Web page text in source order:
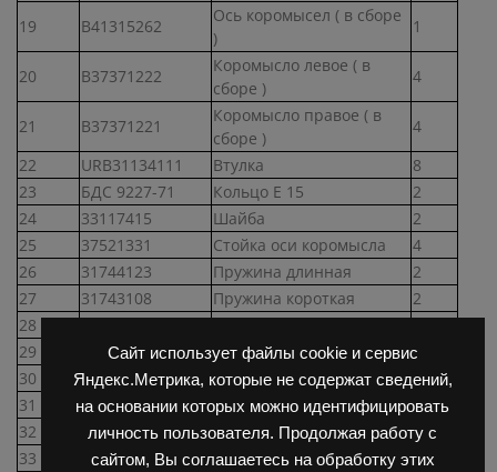
Сайт использует файлы cookie и сервис
Яндекс.Метрика, которые не содержат сведений,
на основании которых можно идентифицировать
личность пользователя. Продолжая работу с
сайтом, Вы соглашаетесь на обработку этих
19
В41315262
Ось коромысел ( в сборе
)
1
20 В37371222
Коромысло левое ( в
сборе )
4
21 В37371221
Коромысло правое ( в
сборе )
4
22
URB31134111 Втулка
8
23
БДС 9227-71 Кольцо Е 15
2
24
33117415 Шайба
2
25
37521331 Стойка оси коромысла
4
26
31744123 Пружина длинная
2
27
31743108 Пружина короткая
2
28
БДС 1358-72 Винт II М5-6gх12-5.8
1
29
В35511111 Маслопровод
1
30
БДС 206-78 Cd Шайба АМБ
1
31
В33811116 Уплотнение
1
32
В32114103 Винт регулирующий
8
33
БДС 1269-73 Гайка М10х1-6Н
8